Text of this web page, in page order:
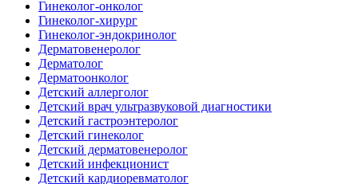
Гинеколог-онколог
Гинеколог-хирург
Гинеколог-эндокринолог
Дерматовенеролог
Дерматолог
Дерматоонколог
Детский аллерголог
Детский врач ультразвуковой диагностики
Детский гастроэнтеролог
Детский гинеколог
Детский дерматовенеролог
Детский инфекционист
Детский кардиоревматолог